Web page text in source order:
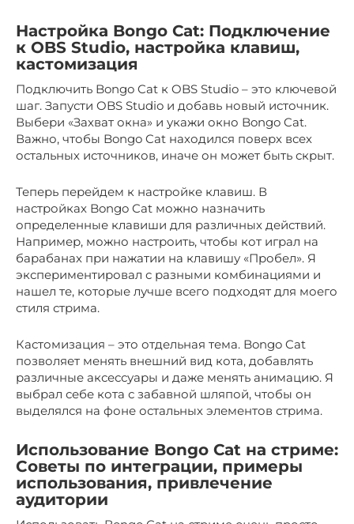
Настройка Bongo Cat: Подключение
к OBS Studio, настройка клавиш,
кастомизация
Подключить Bongo Cat к OBS Studio – это ключевой
шаг. Запусти OBS Studio и добавь новый источник.
Выбери «Захват окна» и укажи окно Bongo Cat.
Важно, чтобы Bongo Cat находился поверх всех
остальных источников, иначе он может быть скрыт.
Теперь перейдем к настройке клавиш. В
настройках Bongo Cat можно назначить
определенные клавиши для различных действий.
Например, можно настроить, чтобы кот играл на
барабанах при нажатии на клавишу «Пробел». Я
экспериментировал с разными комбинациями и
нашел те, которые лучше всего подходят для моего
стиля стрима.
Кастомизация – это отдельная тема. Bongo Cat
позволяет менять внешний вид кота, добавлять
различные аксессуары и даже менять анимацию. Я
выбрал себе кота с забавной шляпой, чтобы он
выделялся на фоне остальных элементов стрима.
Использование Bongo Cat на стриме:
Советы по интеграции, примеры
использования, привлечение
аудитории